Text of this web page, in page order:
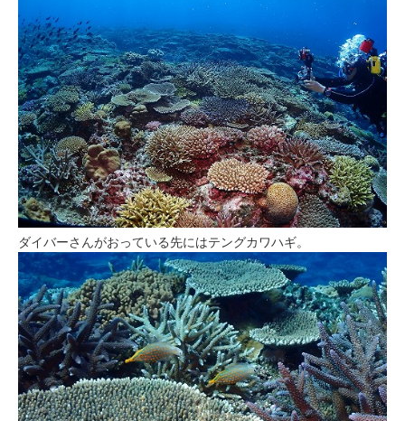
ダイバーさんがおっている先にはテングカワハギ。